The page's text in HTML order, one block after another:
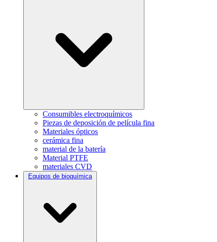
Consumibles electroquímicos
Piezas de deposición de película fina
Materiales ópticos
cerámica fina
material de la batería
Material PTFE
materiales CVD
Equipos de bioquímica